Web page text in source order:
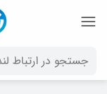
جستجو
برای: